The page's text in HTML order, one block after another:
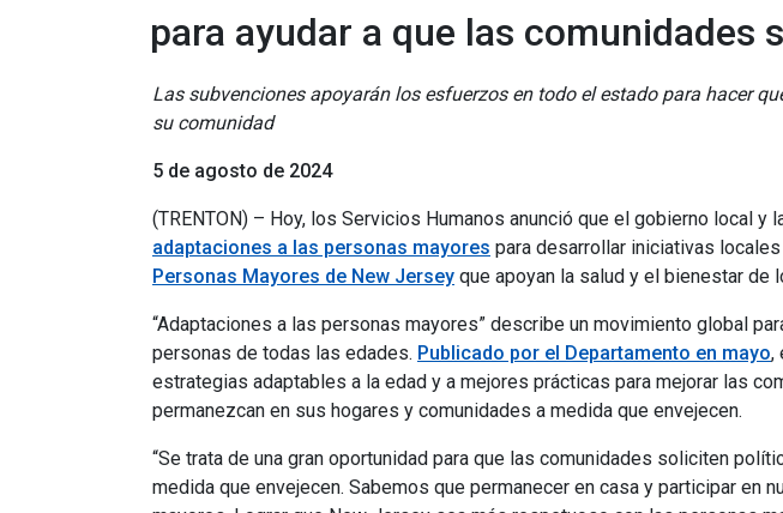
para ayudar a que las comunidades
Las subvenciones apoyarán los esfuerzos en todo el estado para hacer
su comunidad
5 de agosto de 2024
(TRENTON) – Hoy, los Servicios Humanos anunció que el gobierno local
adaptaciones a las personas mayores para desarrollar iniciativas
Personas Mayores de New Jersey que apoyan la salud y el bienestar
“Adaptaciones a las personas mayores” describe un movimiento global
personas de todas las edades. Publicado por el Departamento en mayo,
estrategias adaptables a la edad y a mejores prácticas para mejorar las
permanezcan en sus hogares y comunidades a medida que envejecen.
“Se trata de una gran oportunidad para que las comunidades soliciten
medida que envejecen. Sabemos que permanecer en casa y participar